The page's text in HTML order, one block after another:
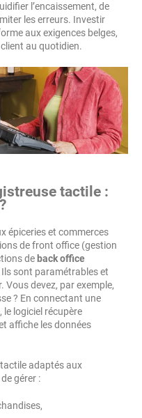
l’encaissement, de
les erreurs. Investir
aux exigences belges,
au quotidien.
tactile :
épiceries et commerces
de front office (gestion
de back office
sont paramétrables et
Vous devez, par exemple,
? En connectant une
le logiciel récupère
affiche les données
adaptés aux
gérer :